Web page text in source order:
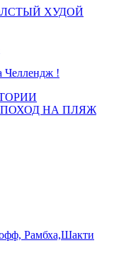
ХУДОЙ
!
ПОХОД НА ПЛЯЖ
Рамбха,Шакти